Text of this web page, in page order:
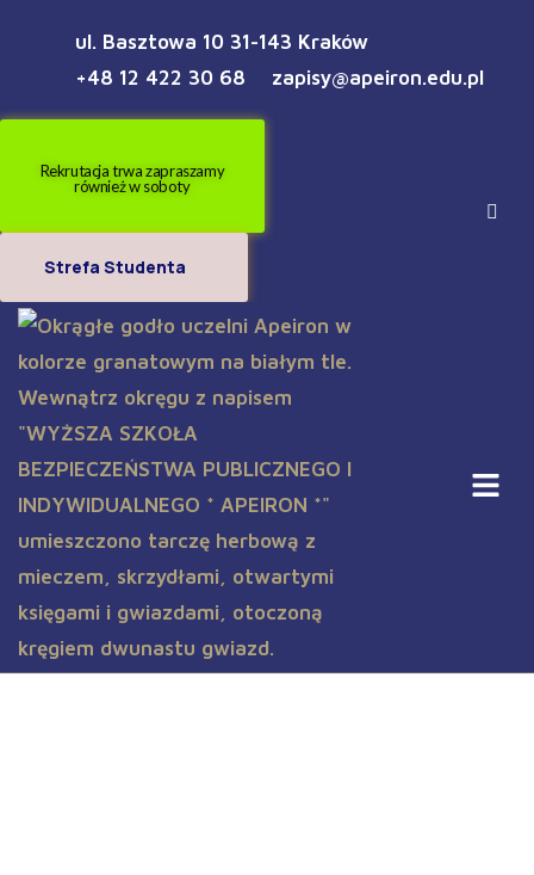
ul. Basztowa 10 31-143 Kraków
+48 12 422 30 68
zapisy@apeiron.edu.pl
Rekrutacja trwa zapraszamy
również w soboty
Strefa Studenta